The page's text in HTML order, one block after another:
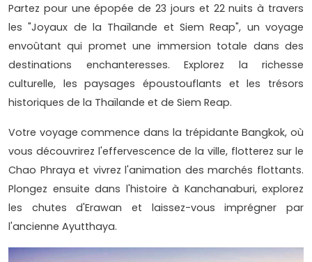
Partez pour une épopée de 23 jours et 22 nuits à travers
les "Joyaux de la Thaïlande et Siem Reap", un voyage
envoûtant qui promet une immersion totale dans des
destinations enchanteresses. Explorez la richesse
culturelle, les paysages époustouflants et les trésors
historiques de la Thaïlande et de Siem Reap.
Votre voyage commence dans la trépidante Bangkok, où
vous découvrirez l'effervescence de la ville, flotterez sur le
Chao Phraya et vivrez l'animation des marchés flottants.
Plongez ensuite dans l'histoire à Kanchanaburi, explorez
les chutes d'Erawan et laissez-vous imprégner par
l'ancienne Ayutthaya.